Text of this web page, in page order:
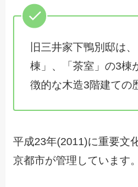
旧三井家下鴨別邸は
棟」、「茶室」の3棟
徴的な木造3階建ての
平成23年(2011)に重要文
京都市が管理しています。